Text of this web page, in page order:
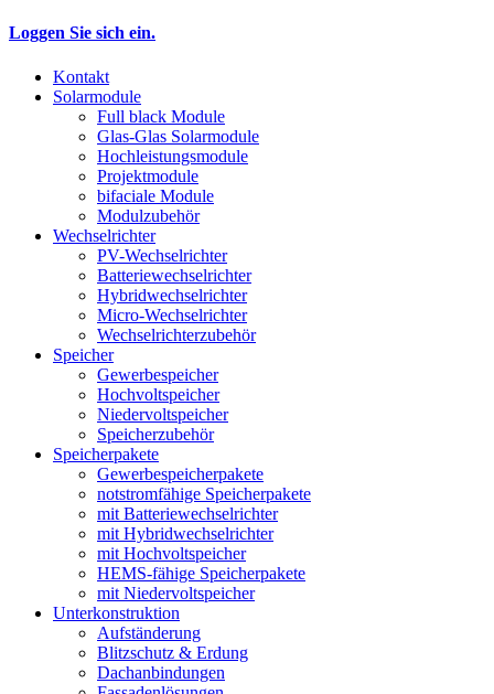
Loggen Sie sich ein.
Kontakt
Solarmodule
Full black Module
Glas-Glas Solarmodule
Hochleistungsmodule
Projektmodule
bifaciale Module
Modulzubehör
Wechselrichter
PV-Wechselrichter
Batteriewechselrichter
Hybridwechselrichter
Micro-Wechselrichter
Wechselrichterzubehör
Speicher
Gewerbespeicher
Hochvoltspeicher
Niedervoltspeicher
Speicherzubehör
Speicherpakete
Gewerbespeicherpakete
notstromfähige Speicherpakete
mit Batteriewechselrichter
mit Hybridwechselrichter
mit Hochvoltspeicher
HEMS-fähige Speicherpakete
mit Niedervoltspeicher
Unterkonstruktion
Aufständerung
Blitzschutz & Erdung
Dachanbindungen